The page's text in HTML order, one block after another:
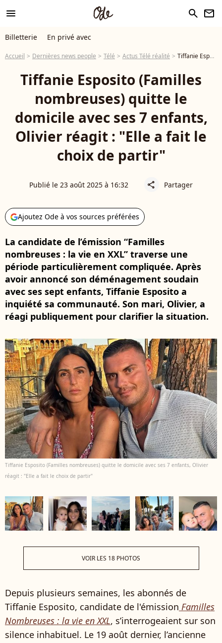
menu search newsletter
Billetterie En privé avec
Accueil Dernières news people Télé Actus Télé réalité Tiffanie Esposito (Familles nombreuses) quitte le domicile avec ses 7 enfants, Olivier réagit : "Elle a fait le choix de partir"
Tiffanie Esposito (Familles
nombreuses) quitte le
domicile avec ses 7 enfants,
Olivier réagit : "Elle a fait le
choix de partir"
Publié le 23 août 2025 à 16:32 share Partager
Ajoutez Ode à vos sources préférées
La candidate de l’émission “Familles
nombreuses : la vie en XXL” traverse une
période particulièrement compliquée. Après
avoir annoncé son déménagement soudain
avec ses sept enfants, Tiffanie Esposito a
inquiété sa communauté. Son mari, Olivier, a
réagi publiquement pour clarifier la situation.
Tiffanie Esposito (Familles nombreuses) quitte le domicile avec ses 7 enfants, Olivier
réagit : "Elle a fait le choix de partir"
VOIR LES 18 PHOTOS
Depuis plusieurs semaines, les abonnés de
Tiffanie Esposito, candidate de l'émission Familles
Nombreuses : la vie en XXL, s’interrogeaient sur son
silence inhabituel. Le 19 août dernier, l’ancienne